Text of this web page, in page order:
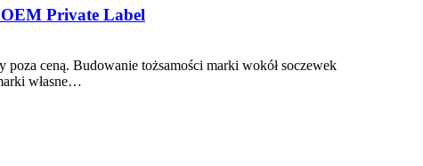
Private Label
ceną. Budowanie tożsamości marki wokół soczewek
własne…